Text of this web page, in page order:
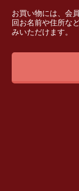
お買い物には、会
回お名前や住所な
みいただけます。